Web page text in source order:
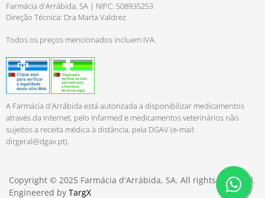
Farmácia d'Arrábida, SA | NIPC: 508935253
Direção Técnica: Dra Marta Valdrez
Todos os preços mencionados incluem IVA.
A Farmácia d'Arrábida está autorizada a disponibilizar medicamentos
através da Internet, pelo Infarmed e medicamentos veterinários não
sujeitos a receita médica à distância, pela DGAV (e-mail:
dirgeral@dgav.pt).
Copyright © 2025 Farmácia d'Arrábida, SA. All rights reserved.
Engineered by TargX